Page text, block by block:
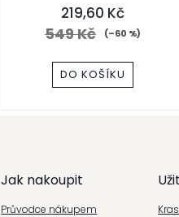
219,60 Kč
549 Kč (–60 %)
DO KOŠÍKU
Jak nakoupit
Průvodce nákupem